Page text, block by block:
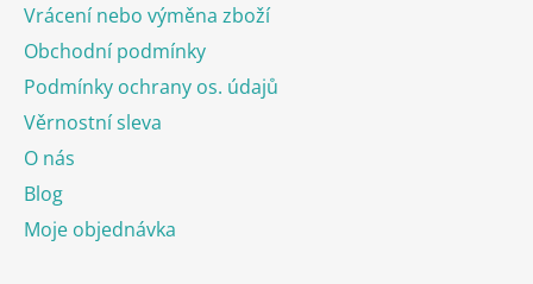
Vrácení nebo výměna zboží
Obchodní podmínky
Podmínky ochrany os. údajů
Věrnostní sleva
O nás
Blog
Moje objednávka